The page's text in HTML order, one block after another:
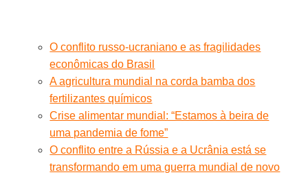
O conflito russo-ucraniano e as fragilidades
econômicas do Brasil
A agricultura mundial na corda bamba dos
fertilizantes químicos
Crise alimentar mundial: “Estamos à beira de
uma pandemia de fome”
O conflito entre a Rússia e a Ucrânia está se
transformando em uma guerra mundial de novo